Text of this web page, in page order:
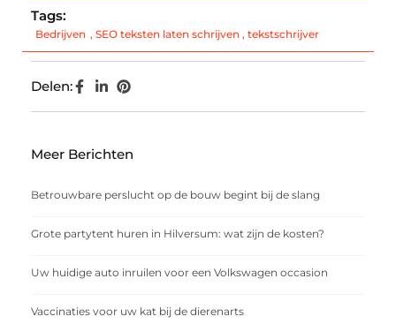
Tags:
Bedrijven , SEO teksten laten schrijven , tekstschrijver
Delen:
Meer Berichten
Betrouwbare perslucht op de bouw begint bij de slang
Grote partytent huren in Hilversum: wat zijn de kosten?
Uw huidige auto inruilen voor een Volkswagen occasion
Vaccinaties voor uw kat bij de dierenarts